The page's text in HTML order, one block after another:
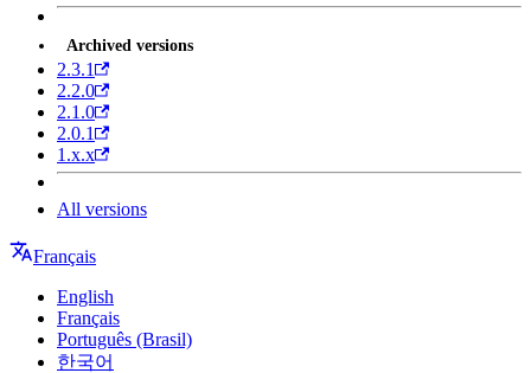
Archived versions
2.3.1
2.2.0
2.1.0
2.0.1
1.x.x
All versions
Français
English
Français
Português (Brasil)
한국어